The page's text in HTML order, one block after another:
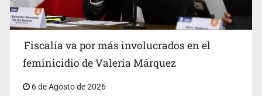
Fiscalía va por más involucrados en el
feminicidio de Valeria Márquez
6 de Agosto de 2026